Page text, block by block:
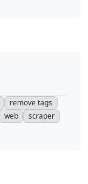
remove tags
web
scraper